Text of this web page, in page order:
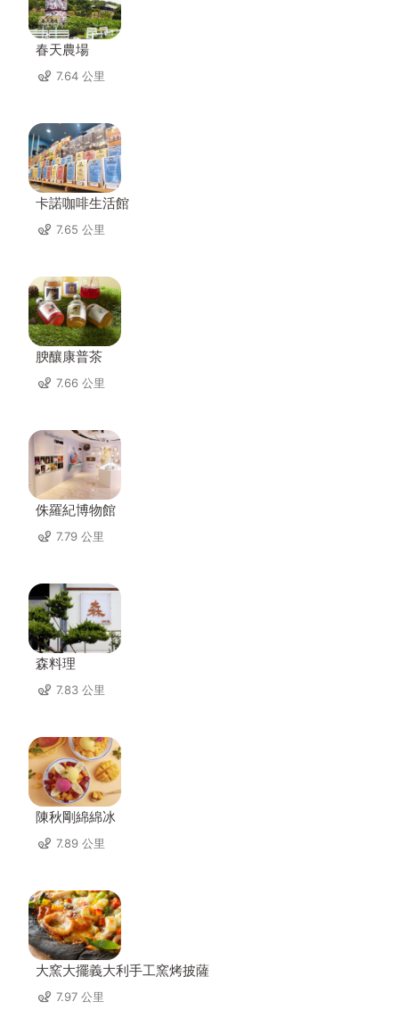
春天農場
7.64 公里
卡諾咖啡生活館
7.65 公里
腴釀康普茶
7.66 公里
侏羅紀博物館
7.79 公里
森料理
7.83 公里
陳秋剛綿綿冰
7.89 公里
大窯大擺義大利手工窯烤披薩
7.97 公里